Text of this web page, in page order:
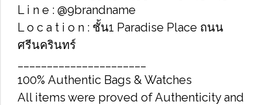
L i n e : @9brandname
L o c a t i o n : ชั้น1 Paradise Place ถนน
ศรีนครินทร์
100% Authentic Bags & Watches
All items were proved of Authenticity and